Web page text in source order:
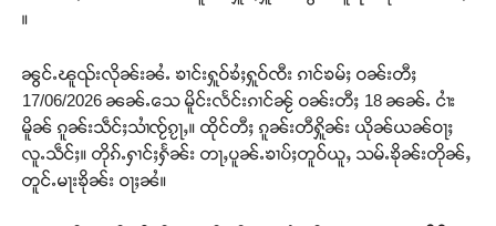
။
ၼွင်ႉၽူၺ်းလိုၼ်းၼႆႉ ၶၢင်းႁူဝ်ၶႆႈႁူဝ်ၸီး ၵၢင်ၶမ်ႈ ဝၼ်းတီႈ
17/06/2026 ၼၼ်ႉသေ မိူင်းလႅင်းၵၢင်ၼႂ် ဝၼ်းတီႈ 18 ၼၼ်ႉ ငၢႆး
မိူၼ် ၵူၼ်းသဵင်ႈသၢႆၸႂ်ၵႂႃႇ။ ထိုင်တီႈ ၵူၼ်းတီႁိူၼ်း ယိုၼ်ယၼ်ဝႃႈ
လူႉသဵင်ႈ။ တိုၵ်ႉႁၢင်ႈႁႅၼ်း တႃႇပူၼ်ႉၶၢပ်ႈတူဝ်ယူႇ သမ်ႉၶိုၼ်းတိုၼ်ႇ
တူင်ႉမႃးၶိုၼ်း ဝႃႈၼႆ။